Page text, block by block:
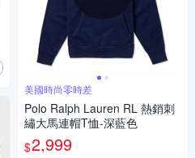
美國時尚零時差
Polo Ralph Lauren RL 熱銷刺
繡大馬連帽T恤-深藍色
$2,999